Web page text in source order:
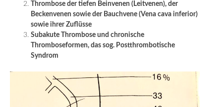
Thrombose der tiefen Beinvenen (Leitvenen), der
Beckenvenen sowie der Bauchvene (Vena cava inferior)
sowie ihrer Zuflüsse
Subakute Thrombose und chronische
Thromboseformen, das sog. Postthrombotische
Syndrom